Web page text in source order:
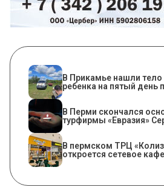
В Прикамье нашли тело
ребенка на пятый день
В Перми скончался
турфирмы «Евразия»
​В пермском ТРЦ
откроется сетевое